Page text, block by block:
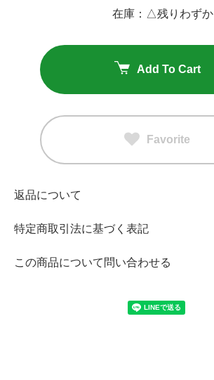
在庫：△残りわずか
Add To Cart
Favorite
返品について
特定商取引法に基づく表記
この商品について問い合わせる